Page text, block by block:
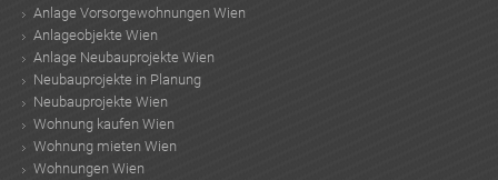
Anlage Vorsorgewohnungen Wien
Anlageobjekte Wien
Anlage Neubauprojekte Wien
Neubauprojekte in Planung
Neubauprojekte Wien
Wohnung kaufen Wien
Wohnung mieten Wien
Wohnungen Wien